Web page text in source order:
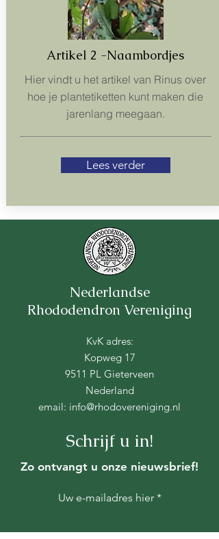
Artikel 2 -Naambordjes
Hier vindt u het artikel van Rinus over
hoe je plantetiketten kunt maken die
jarenlang meegaan.
Lees verder
Nederlandse
Rhododendron Vereniging
KvK adres:
Kopweg 17
9511 PL Gieterveen
Nederland
email: info@rhodovereniging.nl
Schrijf u in!
Zo ontvangt u onze nieuwsbrief!
Uw e-mailadres hier